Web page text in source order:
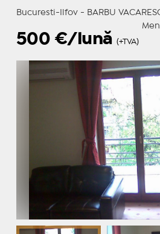
Bucuresti-Ilfov - BARBU
500 €/lună (+TVA)